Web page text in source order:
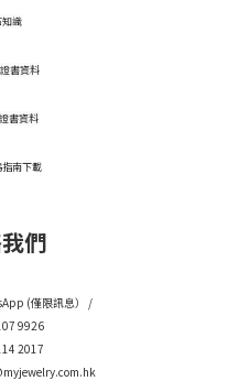
識
書資料
書資料
南下載
們
(僅限訊息） /
9926
2017